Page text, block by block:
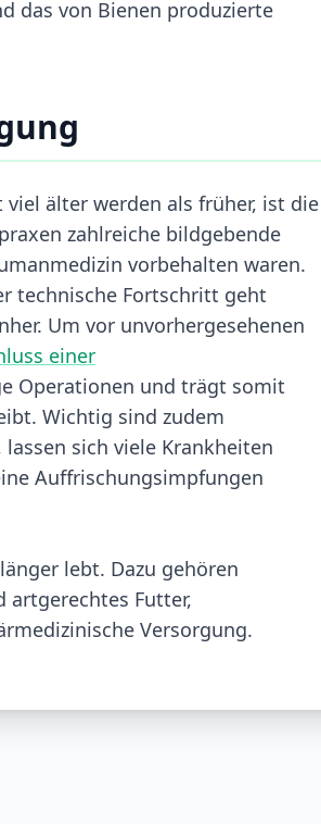
das von Bienen produzierte
älter werden als früher, ist die
zahlreiche bildgebende
vorbehalten waren.
technische Fortschritt geht
Um vor unvorhergesehenen
einer
Operationen und trägt somit
Wichtig sind zudem
sich viele Krankheiten
Auffrischungsimpfungen
lebt. Dazu gehören
artgerechtes Futter,
Versorgung.